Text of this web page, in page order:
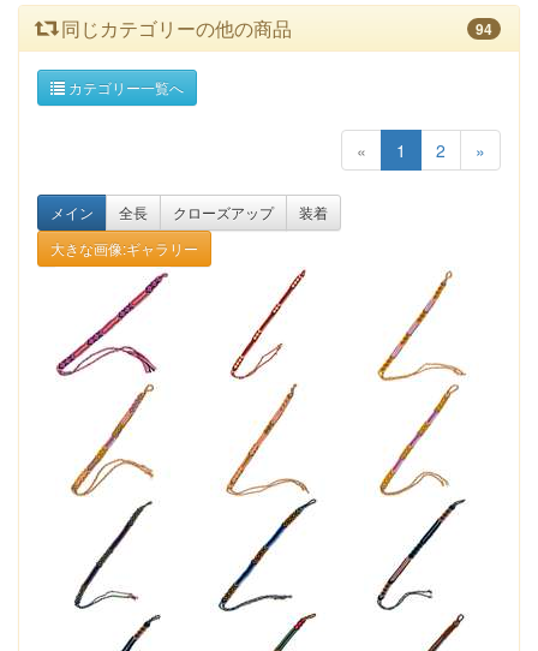
同じカテゴリーの他の商品 94
カテゴリー一覧へ
« 1 2 »
メイン 全長 クローズアップ
装着
大きな画像:ギャラリー